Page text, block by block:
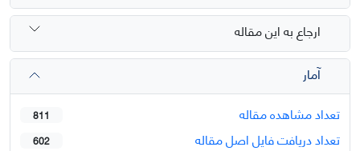
ارجاع به این مقاله
آمار
تعداد مشاهده مقاله
811
تعداد دریافت فایل اصل مقاله 602